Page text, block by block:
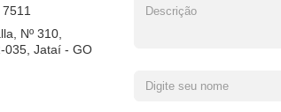
Nº 310,
035, Jataí - GO